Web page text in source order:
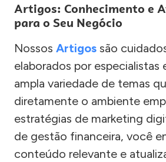
Artigos: Conhecimento e
para o Seu Negócio
Nossos Artigos são
elaborados por especialistas
ampla variedade de temas
diretamente o ambiente
estratégias de marketing
de gestão financeira, você
conteúdo relevante e